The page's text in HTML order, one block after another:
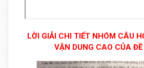
LỜI GIẢI CHI TIẾT NHÓM CÂU
VẬN DUNG CAO CỦA